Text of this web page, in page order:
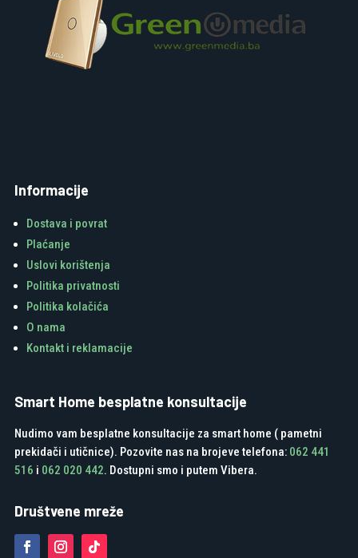
Informacije
Dostava i povrat
Plaćanje
Uslovi korištenja
Politika privatnosti
Politika kolačića
O nama
Kontakt i reklamacije
Smart Home besplatne konsultacije
Nudimo vam besplatne konsultacije za smart home ( pametni
prekidači i utičnice). Pozovite nas na brojeve telefona: 062 441
516 i 062 020 442. Dostupni smo i putem Vibera.
Društvene mreže